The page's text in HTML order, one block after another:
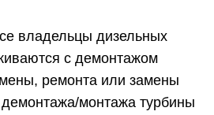
владельцы дизельных
с демонтажом
ремонта или замены
демонтажа/монтажа турбины